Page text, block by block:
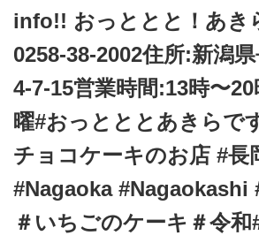
info!! おっととと！あき
0258-38-2002住所:新潟
4-7-15営業時間:13時〜
曜#おっとととあきらで
チョコケーキのお店 #長
#Nagaoka #Nagaokashi
＃いちごのケーキ＃令和